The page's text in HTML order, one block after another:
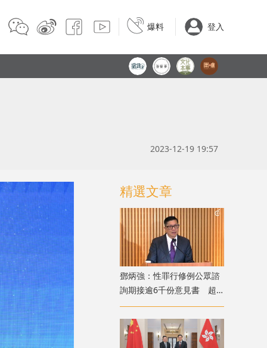
爆料 登入
2023-12-19 19:57
精選文章
鄧炳強：性罪行修例公眾諮
詢期接逾6千份意見書 超
過90%表態支持